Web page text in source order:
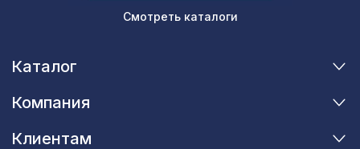
Смотреть каталоги
Каталог
Компания
Клиентам